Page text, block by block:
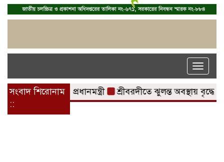
Toggle
সংবাদ শিরোনাম
::
নেই: প্রধানমন্ত্রী শ্রীবরদীতে ঝুলন্ত অবস্থায় বৃদ্ধের